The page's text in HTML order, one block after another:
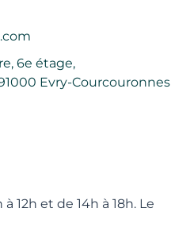
6e étage,
Evry-Courcouronnes
12h et de 14h à 18h. Le